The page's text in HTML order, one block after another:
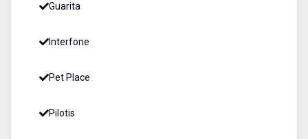
Guarita
Interfone
Pet Place
Pilotis